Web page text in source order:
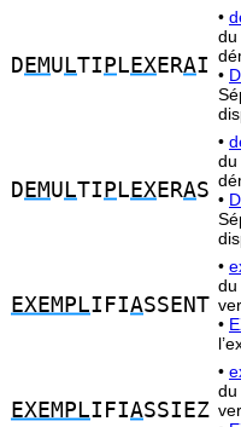
D EMU LTI P L EXERAI
•
du
•
D EMU LTI P L EXERAS
•
du
•
EXEMPLIFIASSENT
•
du
•
EXEMPLIFIASSIEZ
•
du